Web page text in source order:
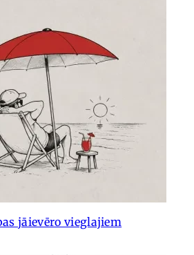
jāievēro vieglajiem